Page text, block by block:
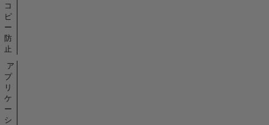
コ
ピ
ー
防
止
ア
プ
リ
ケ
ー
シ